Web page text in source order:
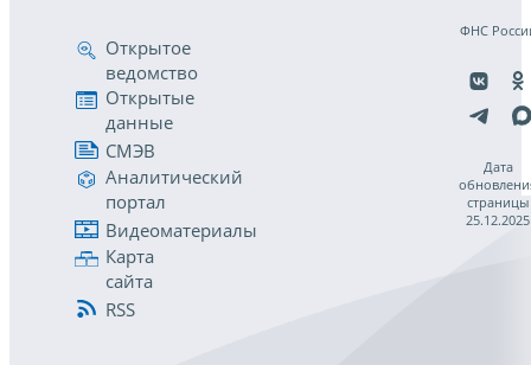
Открытое
ведомство
Открытые
данные
СМЭВ
Аналитический
портал
Видеоматериалы
Карта
сайта
RSS
ФНС
Дата
страницы
25.12.2025